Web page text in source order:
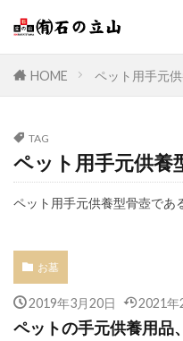
HOME ペット用手元
TAG
ペット用手元供
ペット用手元供養型骨壺であ
お墓
2019年3月20日 2021年
ペットの手元供養用品